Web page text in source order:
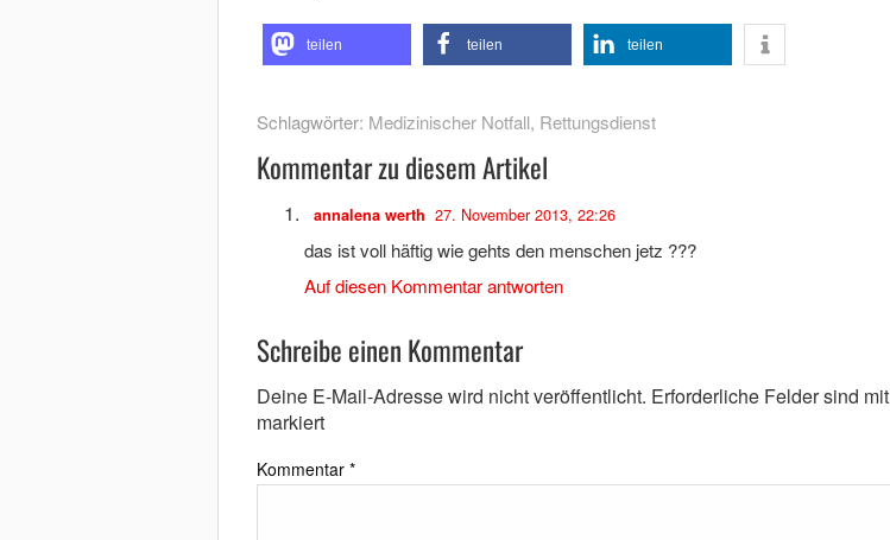
teilen teilen teilen
Schlagwörter: Medizinischer Notfall, Rettungsdienst
Kommentar zu diesem Artikel
annalena werth 27. November 2013, 22:26
das ist voll häftig wie gehts den menschen jetz ???
Auf diesen Kommentar antworten
Schreibe einen Kommentar
Deine E-Mail-Adresse wird nicht veröffentlicht. Erforderliche Felder sind mit
markiert
Kommentar *